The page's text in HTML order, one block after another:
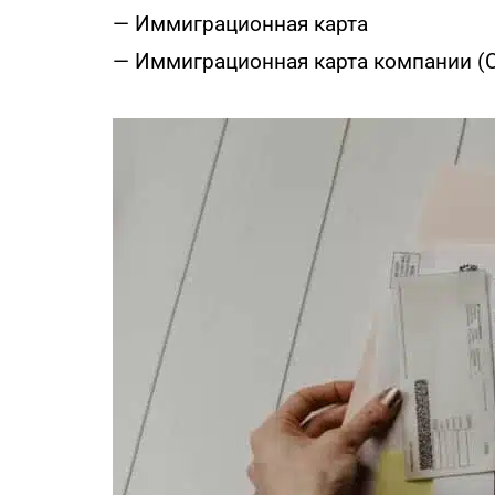
— Иммиграционная карта
— Иммиграционная карта компании